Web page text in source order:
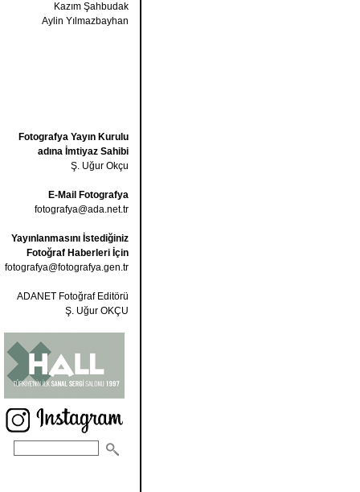
Kazım Şahbudak
Aylin Yılmazbayhan
Fotografya Yayın Kurulu
adına İmtiyaz Sahibi
Ş. Uğur Okçu
E-Mail Fotografya
fotografya@ada.net.tr
Yayınlanmasını İstediğiniz
Fotoğraf Haberleri İçin
fotografya@fotografya.gen.tr
ADANET Fotoğraf Editörü
Ş. Uğur OKÇU